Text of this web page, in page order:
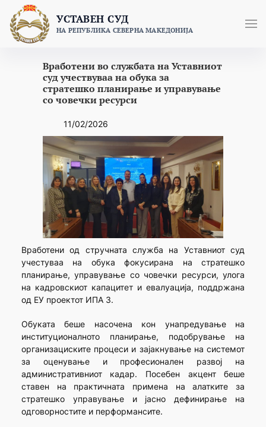
content
УСТАВЕН СУД
НА РЕПУБЛИКА СЕВЕРНА МАКЕДОНИЈА
Вработени во службата на Уставниот
суд учествуваа на обука за
стратешко планирање и управување
со човечки ресурси
11/02/2026
Вработени од стручната служба на Уставниот суд
учестуваа на обука фокусирана на стратешко
планирање, управување со човечки ресурси, улога
на кадровскиот капацитет и евалуација, поддржана
од ЕУ проектот ИПА 3.
Обуката беше насочена кон унапредување на
институционалното планирање, подобрување на
организациските процеси и зајакнување на системот
за оценување и професионален развој на
административниот кадар. Посебен акцент беше
ставен на практичната примена на алатките за
стратешко управување и јасно дефинирање на
одговорностите и перформансите.